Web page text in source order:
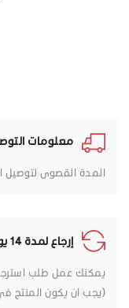
معلومات
المدة القصوى لتوصيل الطلب
إرجاع لمدة 14 يومًا
(يجب ان يكون المنتج في